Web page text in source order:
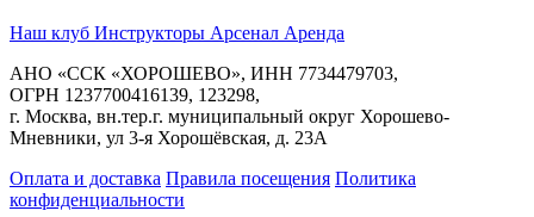
Наш клуб Инструкторы Арсенал Аренда
АНО «ССК «ХОРОШЕВО», ИНН 7734479703,
ОГРН 1237700416139, 123298,
г. Москва, вн.тер.г. муниципальный округ Хорошево-
Мневники, ул 3-я Хорошёвская, д. 23А
Оплата и доставка Правила посещения Политика
конфиденциальности